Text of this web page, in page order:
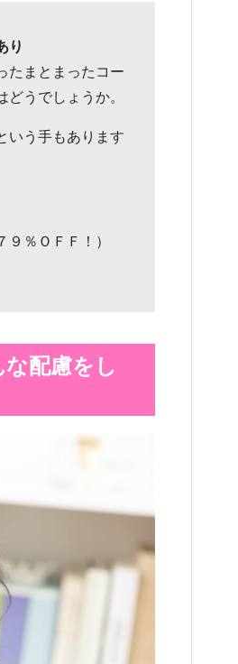
り
たまとまったコー
うでしょうか。
いう手もあります
％ＯＦＦ！）
配慮をし